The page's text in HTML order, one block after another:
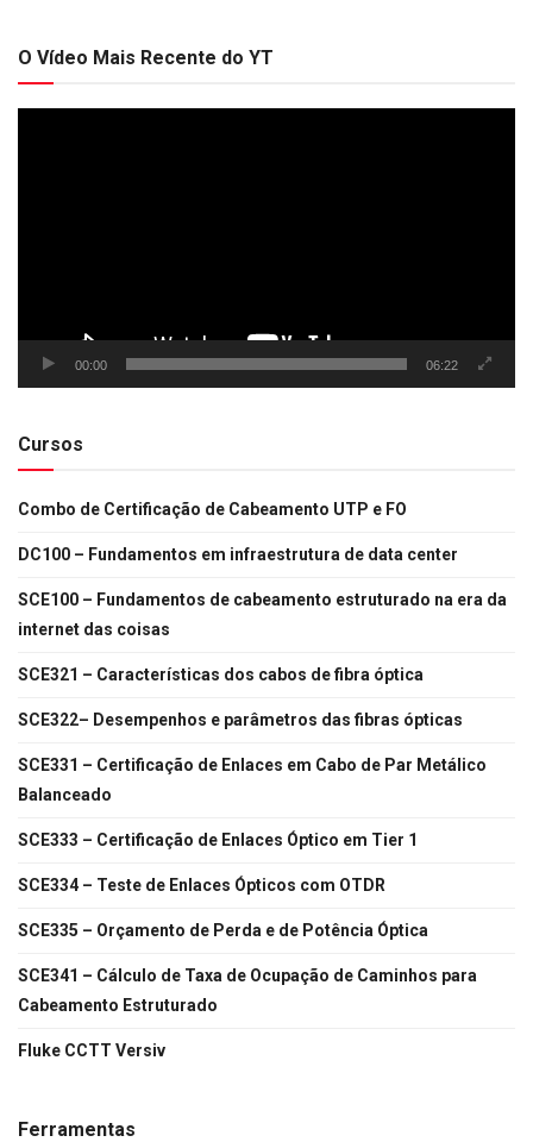
O Vídeo Mais Recente do YT
00:00 06:22
Cursos
Combo de Certificação de Cabeamento UTP e FO
DC100 – Fundamentos em infraestrutura de data center
SCE100 – Fundamentos de cabeamento estruturado na era da
internet das coisas
SCE321 – Características dos cabos de fibra óptica
SCE322– Desempenhos e parâmetros das fibras ópticas
SCE331 – Certificação de Enlaces em Cabo de Par Metálico
Balanceado
SCE333 – Certificação de Enlaces Óptico em Tier 1
SCE334 – Teste de Enlaces Ópticos com OTDR
SCE335 – Orçamento de Perda e de Potência Óptica
SCE341 – Cálculo de Taxa de Ocupação de Caminhos para
Cabeamento Estruturado
Fluke CCTT Versiv
Ferramentas